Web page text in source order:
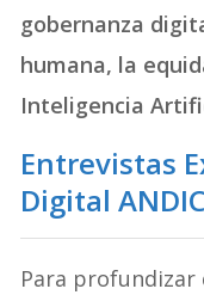
gobernanza
humana, la
Inteligencia
Entrevistas
Digital
Para profundizar